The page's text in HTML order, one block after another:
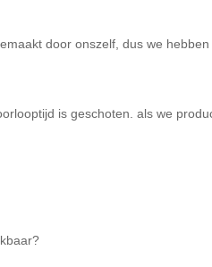
door onszelf, dus we
is geschoten. als we